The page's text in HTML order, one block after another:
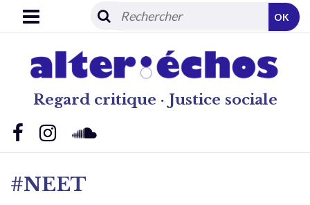
Regard critique · Justice sociale
OK
#NEET